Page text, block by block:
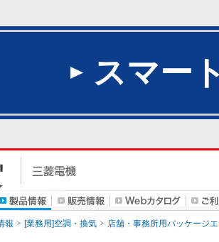
スマー
報 [業務用]空調・換気 店舗・事務所用パッケージ